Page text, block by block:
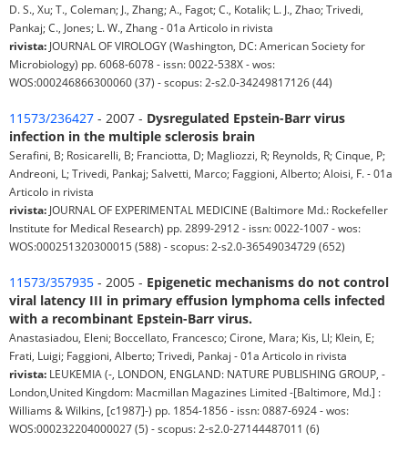
D. S., Xu; T., Coleman; J., Zhang; A., Fagot; C., Kotalik; L. J., Zhao; Trivedi,
Pankaj; C., Jones; L. W., Zhang - 01a Articolo in rivista
rivista: JOURNAL OF VIROLOGY (Washington, DC: American Society for
Microbiology) pp. 6068-6078 - issn: 0022-538X - wos:
WOS:000246866300060 (37) - scopus: 2-s2.0-34249817126 (44)
11573/236427 - 2007 - Dysregulated Epstein-Barr virus
infection in the multiple sclerosis brain
Serafini, B; Rosicarelli, B; Franciotta, D; Magliozzi, R; Reynolds, R; Cinque, P;
Andreoni, L; Trivedi, Pankaj; Salvetti, Marco; Faggioni, Alberto; Aloisi, F. - 01a
Articolo in rivista
rivista: JOURNAL OF EXPERIMENTAL MEDICINE (Baltimore Md.: Rockefeller
Institute for Medical Research) pp. 2899-2912 - issn: 0022-1007 - wos:
WOS:000251320300015 (588) - scopus: 2-s2.0-36549034729 (652)
11573/357935 - 2005 - Epigenetic mechanisms do not control
viral latency III in primary effusion lymphoma cells infected
with a recombinant Epstein-Barr virus.
Anastasiadou, Eleni; Boccellato, Francesco; Cirone, Mara; Kis, Ll; Klein, E;
Frati, Luigi; Faggioni, Alberto; Trivedi, Pankaj - 01a Articolo in rivista
rivista: LEUKEMIA (-, LONDON, ENGLAND: NATURE PUBLISHING GROUP, -
London,United Kingdom: Macmillan Magazines Limited -[Baltimore, Md.] :
Williams & Wilkins, [c1987]-) pp. 1854-1856 - issn: 0887-6924 - wos:
WOS:000232204000027 (5) - scopus: 2-s2.0-27144487011 (6)